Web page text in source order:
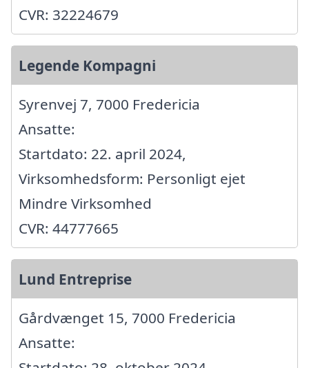
CVR: 32224679
Legende Kompagni
Syrenvej 7, 7000 Fredericia
Ansatte:
Startdato: 22. april 2024,
Virksomhedsform: Personligt ejet
Mindre Virksomhed
CVR: 44777665
Lund Entreprise
Gårdvænget 15, 7000 Fredericia
Ansatte: